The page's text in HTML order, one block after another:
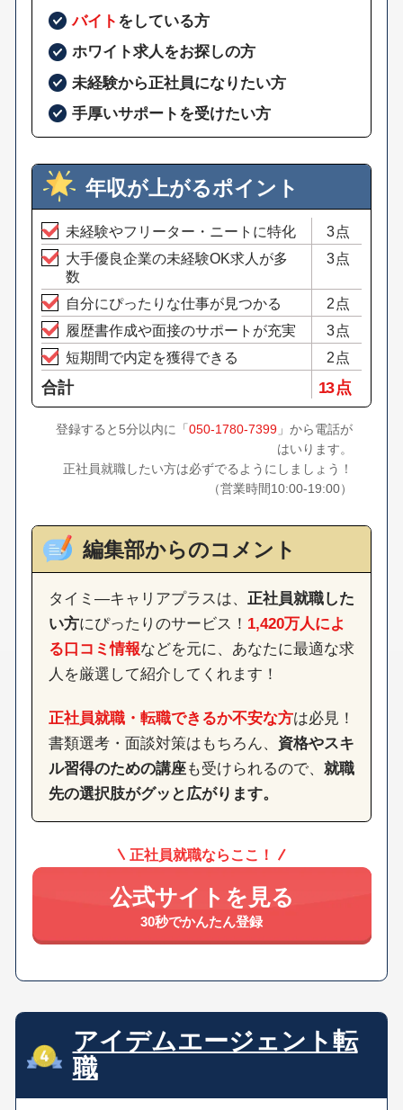
バイト をしている方
ホワイト求人をお探しの方
未経験から正社員になりたい方
手厚いサポートを受けたい方
年収が上がるポイント
未経験やフリーター・ニートに特化
3点
大手優良企業の未経験OK求人が多
数
3点
自分にぴったりな仕事が見つかる
2点
履歴書作成や面接のサポートが充実
3点
短期間で内定を獲得できる
2点
合計 13 点
登録すると5分以内に「 050-1780-7399」から電話が
はいります。
正社員就職したい方は必ずでるようにしましょう！
（営業時間10:00-19:00）
編集部からのコメント
タイミ―キャリアプラスは、 正社員就職した
い方にぴったりのサービス！ 1,420万人によ
る口コミ情報などを元に、あなたに最適な求
人を厳選して紹介してくれます！
正社員就職・転職できるか不安な方は必見！
書類選考・面談対策はもちろん、 資格やスキ
ル習得のための講座も受けられるので、 就職
先の選択肢がグッと広がります。
正社員就職ならここ！
公式サイトを見る
30秒でかんたん登録
アイデムエージェント転
職